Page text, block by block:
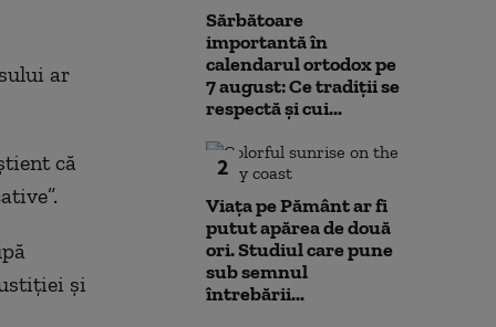
ar
că
și
Sărbătoare
importantă în
calendarul ortodox pe
7 august: Ce tradiții se
respectă și cui...
2
Viața pe Pământ ar fi
putut apărea de două
ori. Studiul care pune
sub semnul
întrebării...